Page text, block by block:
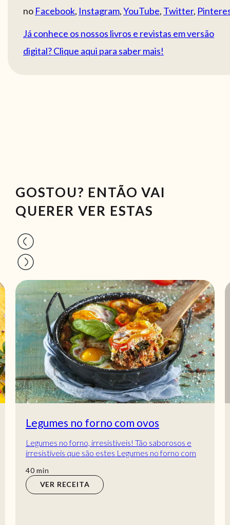
no Facebook, Instagram,YouTube, Twitter,
Já conhece os nossos livros e revistas em versão
digital? Clique aqui para saber mais!
GOSTOU? ENTÃO VAI
QUERER VER ESTAS
Legumes no forno com ovos
Legumes no forno, irresistíveis! Tão saborosos e
irresistíveis que são estes Legumes no forno com
40min
min
VER RECEITA